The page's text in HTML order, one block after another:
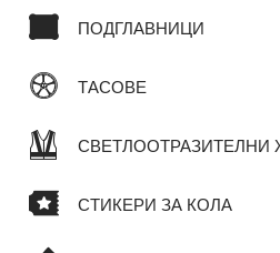
ПОДГЛАВНИЦИ
ТАСОВЕ
СВЕТЛООТРАЗИТЕЛНИ
СТИКЕРИ ЗА КОЛА